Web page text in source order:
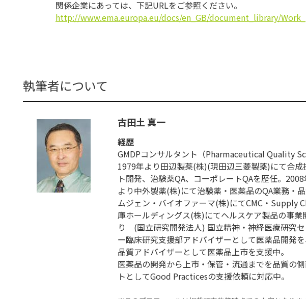
関係企業にあっては、下記URLをご参照ください。
http://www.ema.europa.eu/docs/en_GB/document_library/
執筆者について
古田土 真一
経歴
GMDPコンサルタント（Pharmaceutical Quality
1979年より田辺製薬(株)(現田辺三菱製薬)にて合
ト開発、治験薬QA、コーポレートQAを歴任。
より中外製薬(株)にて治験薬・医薬品のQA業務・
ムジェン・バイオファーマ(株)にてCMC・Supply
庫ホールディングス(株)にてヘルスケア製品の事
り (国立研究開発法人) 国立精神・神経医療研究
ー臨床研究支援部アドバイザーとして医薬品開発
品質アドバイザーとして医薬品上市を支援中。
医薬品の開発から上市・保管・流通までを品質の
トとしてGood Practicesの支援依頼に対応中。